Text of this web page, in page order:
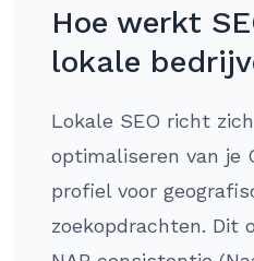
Hoe werkt
lokale
Lokale SEO richt
optimaliseren van je
profiel voor
zoekopdrachten. Dit